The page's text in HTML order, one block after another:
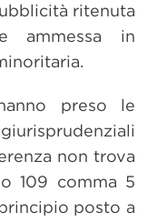
ritenuta
ammessa in
preso le
non trova
109 comma 5
posto a